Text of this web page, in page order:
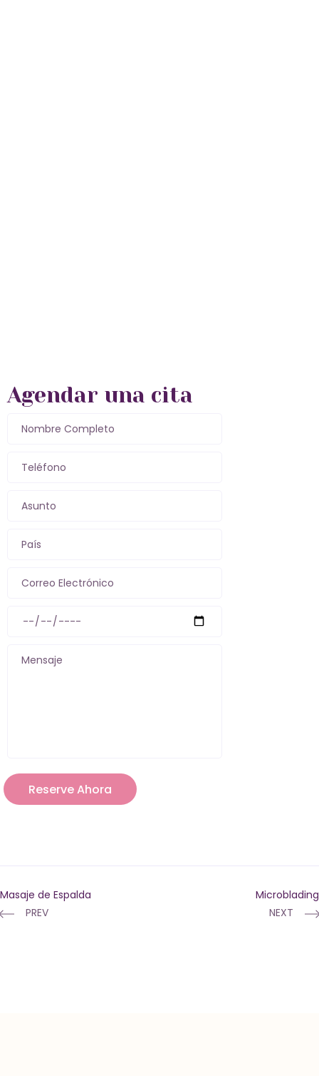
Agendar una cita
Nombre Completo
Teléfono
Asunto
País
Correo Electrónico
Mensaje
Masaje de Espalda
PREV
Microblading
NEXT